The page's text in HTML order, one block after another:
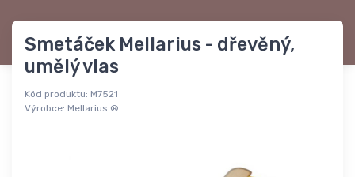
Smetáček Mellarius - dřevěný,
umělý vlas
Kód produktu: M7521
Výrobce: Mellarius ®